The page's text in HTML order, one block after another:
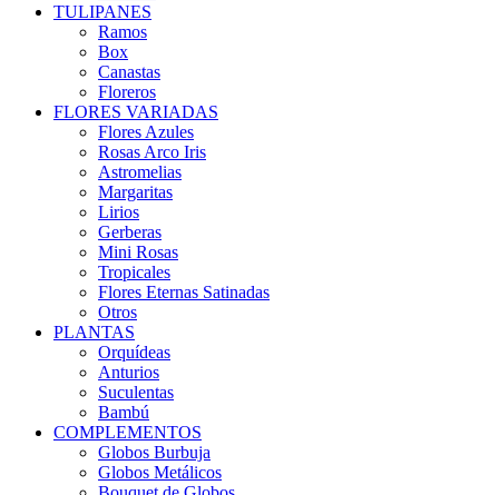
TULIPANES
Ramos
Box
Canastas
Floreros
FLORES VARIADAS
Flores Azules
Rosas Arco Iris
Astromelias
Margaritas
Lirios
Gerberas
Mini Rosas
Tropicales
Flores Eternas Satinadas
Otros
PLANTAS
Orquídeas
Anturios
Suculentas
Bambú
COMPLEMENTOS
Globos Burbuja
Globos Metálicos